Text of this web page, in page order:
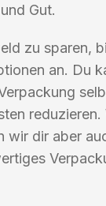
Gut.
zu sparen,
an. Du
reduzieren.
wir dir aber